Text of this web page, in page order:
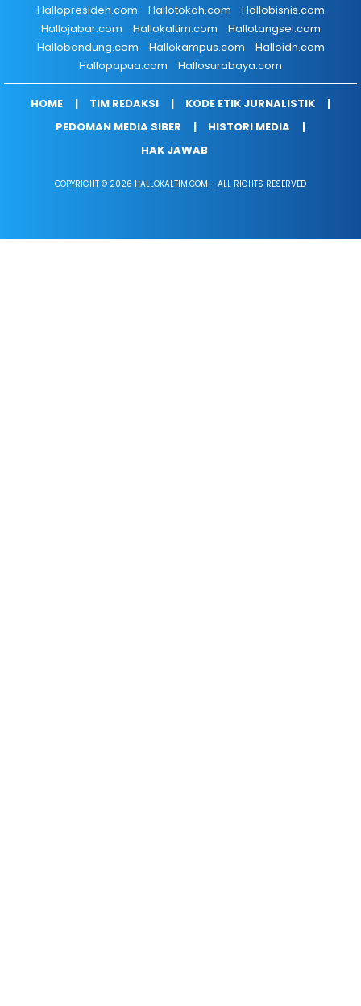
Hallopresiden.com
Hallotokoh.com
Hallobisnis.com
Hallojabar.com
Hallokaltim.com
Hallotangsel.com
Hallobandung.com
Hallokampus.com
Halloidn.com
Hallopapua.com
Hallosurabaya.com
HOME TIM REDAKSI
KODE ETIK JURNALISTIK
PEDOMAN MEDIA SIBER
HISTORI MEDIA
HAK JAWAB
COPYRIGHT © 2026 HALLOKALTIM.COM - ALL RIGHTS RESERVED